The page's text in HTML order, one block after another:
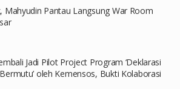
Mahyudin Pantau Langsung War Room
Jadi Pilot Project Program ‘Deklarasi
oleh Kemensos, Bukti Kolaborasi